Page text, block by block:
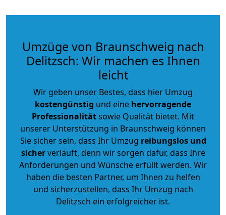
Umzüge von Braunschweig nach
Delitzsch: Wir machen es Ihnen
leicht
Wir geben unser Bestes, dass hier Umzug
kostengünstig und eine hervorragende
Professionalitätsowie Qualität bietet. Mit
unserer Unterstützung in Braunschweig können
Sie sicher sein, dass Ihr Umzug reibungslos und
sicherverläuft, denn wir sorgen dafür, dass Ihre
Anforderungen und Wünsche erfüllt werden. Wir
haben die besten Partner, um Ihnen zu helfen
und sicherzustellen, dass Ihr Umzug nach
Delitzsch ein erfolgreicher ist.